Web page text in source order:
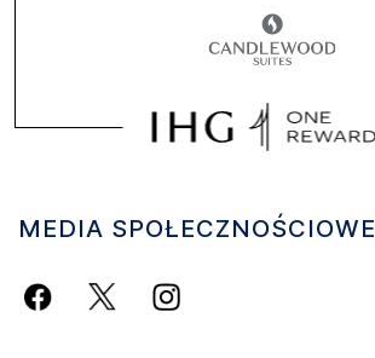
MEDIA SPOŁECZNOŚCIOWE